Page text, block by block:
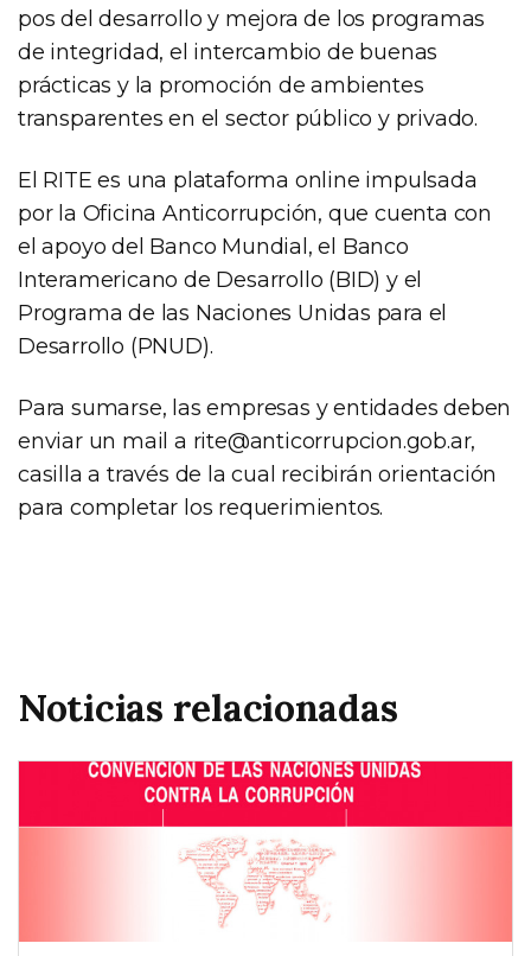
pos del desarrollo y mejora de los programas
de integridad, el intercambio de buenas
prácticas y la promoción de ambientes
transparentes en el sector público y privado.
El RITE es una plataforma online impulsada
por la Oficina Anticorrupción, que cuenta con
el apoyo del Banco Mundial, el Banco
Interamericano de Desarrollo (BID) y el
Programa de las Naciones Unidas para el
Desarrollo (PNUD).
Para sumarse, las empresas y entidades deben
enviar un mail a rite@anticorrupcion.gob.ar,
casilla a través de la cual recibirán orientación
para completar los requerimientos.
Noticias relacionadas